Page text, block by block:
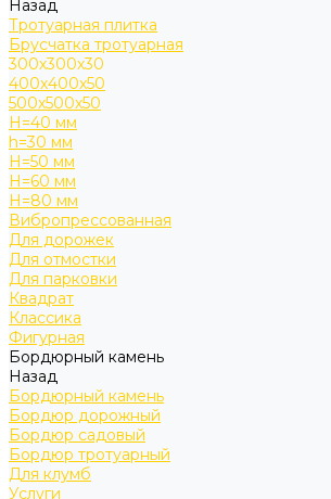
Назад
Тротуарная плитка
Брусчатка тротуарная
300х300х30
400х400х50
500х500х50
H=40 мм
h=30 мм
H=50 мм
H=60 мм
H=80 мм
Вибропрессованная
Для дорожек
Для отмостки
Для парковки
Квадрат
Классика
Фигурная
Бордюрный камень
Назад
Бордюрный камень
Бордюр дорожный
Бордюр садовый
Бордюр тротуарный
Для клумб
Услуги